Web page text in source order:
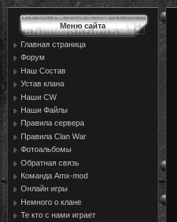
Меню сайта
Главная страница
Форум
Наш Состав
Устав клана
Наши CW
Наши Файлы
Правила сервера
Правила Сlan War
Фотоальбомы
Обратная связь
Команда Amx-mod
Онлайн игры
Немного о клане
Те кто с нами играет